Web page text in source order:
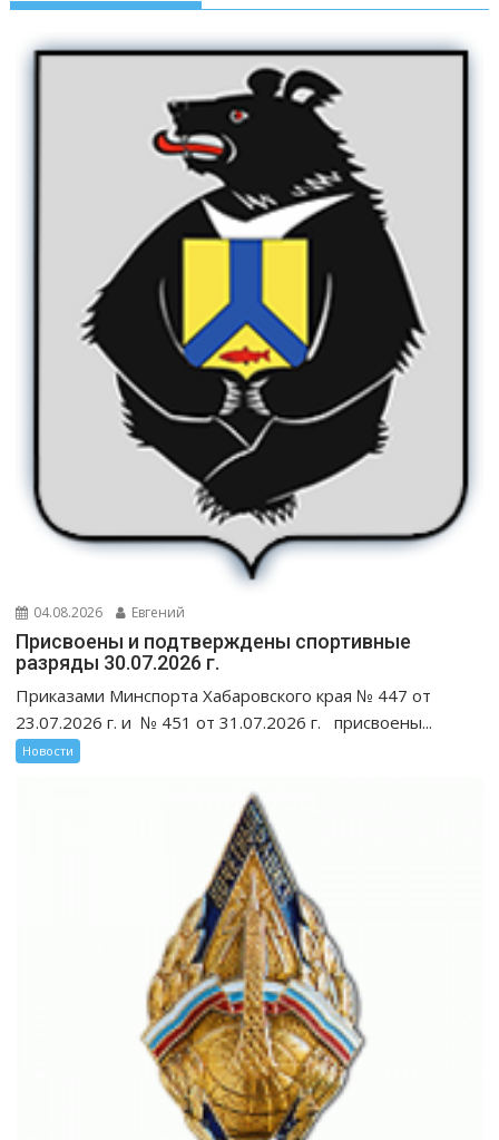
04.08.2026 Евгений
Присвоены и подтверждены спортивные
разряды 30.07.2026 г.
Приказами Минспорта Хабаровского края № 447 от
23.07.2026 г. и № 451 от 31.07.2026 г. присвоены...
Новости